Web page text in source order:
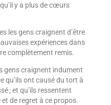
y a plus de cœurs
les gens craignent d’être
expériences dans
complètement remis.
gens craignent indument
qu’ils ont causé du tort à
; et qu’ils ressentent
de regret à ce propos.